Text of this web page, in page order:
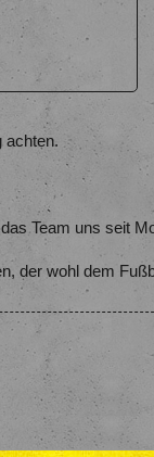
achten.
Team uns seit
der wohl dem